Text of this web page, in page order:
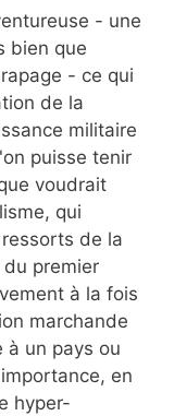
- une
bien que
- ce qui
de la
militaire
puisse tenir
voudrait
qui
de la
premier
à la fois
marchande
à un pays ou
en
hyper-